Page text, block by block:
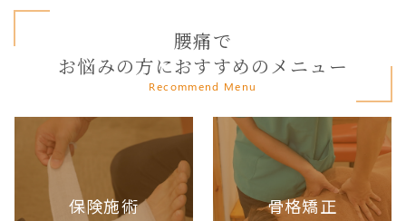
腰痛で
お悩みの方におすすめのメニュー
Recommend Menu
保険施術 骨格矯正